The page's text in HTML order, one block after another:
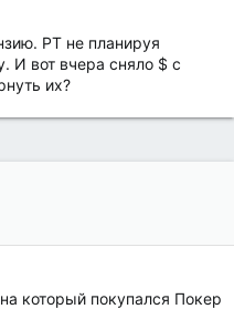
PT не планируя
И вот вчера сняло $ с
их?
который покупался Покер